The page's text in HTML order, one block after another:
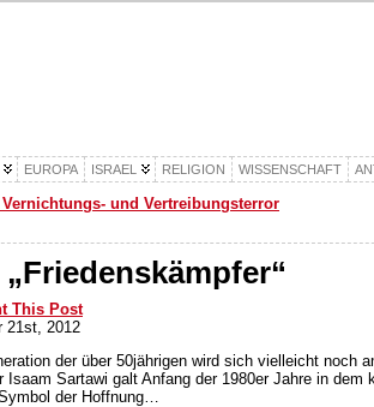
EUROPA ISRAEL RELIGION WISSENSCHAFT
Vernichtungs- und Vertreibungsterror
„Friedenskämpfer“
This Post
21st, 2012
der über 50jährigen wird sich vielleicht noch
Isaam Sartawi galt Anfang der 1980er Jahre in dem
der Hoffnung…